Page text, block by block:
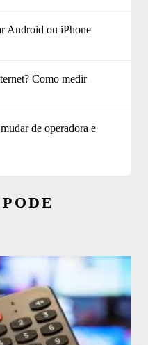
Android ou iPhone
Como medir
de operadora e